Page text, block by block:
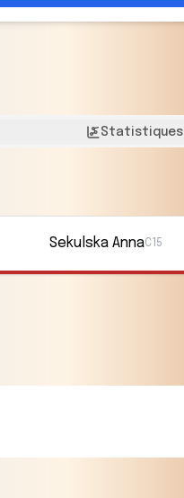
Statistiques
Sekulska AnnaC15